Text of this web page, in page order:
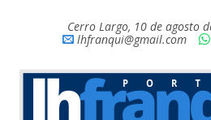
Cerro Largo, 10 de agosto
lhfranqui@gmail.com